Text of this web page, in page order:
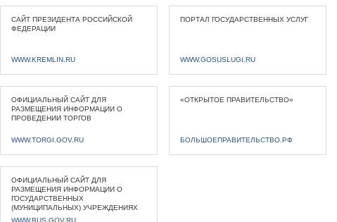
САЙТ ПРЕЗИДЕНТА РОССИЙСКОЙ
ФЕДЕРАЦИИ
WWW.KREMLIN.RU
ПОРТАЛ ГОСУДАРСТВЕННЫХ УСЛУГ
WWW.GOSUSLUGI.RU
ОФИЦИАЛЬНЫЙ САЙТ ДЛЯ
РАЗМЕЩЕНИЯ ИНФОРМАЦИИ О
ПРОВЕДЕНИИ ТОРГОВ
WWW.TORGI.GOV.RU
«ОТКРЫТОЕ ПРАВИТЕЛЬСТВО»
БОЛЬШОЕПРАВИТЕЛЬСТВО.РФ
ОФИЦИАЛЬНЫЙ САЙТ ДЛЯ
РАЗМЕЩЕНИЯ ИНФОРМАЦИИ О
ГОСУДАРСТВЕННЫХ
(МУНИЦИПАЛЬНЫХ) УЧРЕЖДЕНИЯХ
WWW.BUS.GOV.RU